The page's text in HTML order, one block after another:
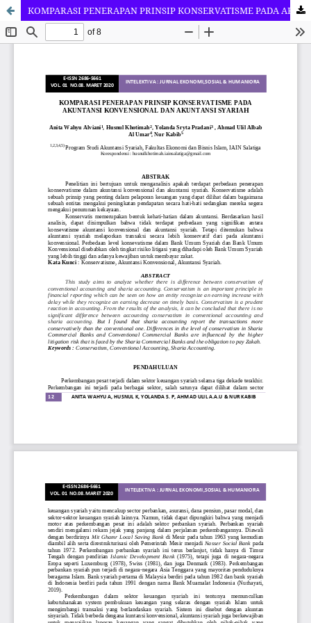
KOMPARASI PENERAPAN PRINSIP KONSERVATISME PADA AKUNTANSI KONVENSIONAL DAN AKUNTANSI SYARIAH